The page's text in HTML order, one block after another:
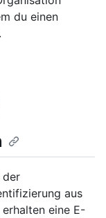
du einen
der
aus
eine E-